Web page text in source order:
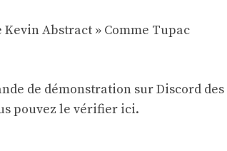
Kevin Abstract » Comme Tupac
de démonstration sur Discord des
pouvez le vérifier ici.